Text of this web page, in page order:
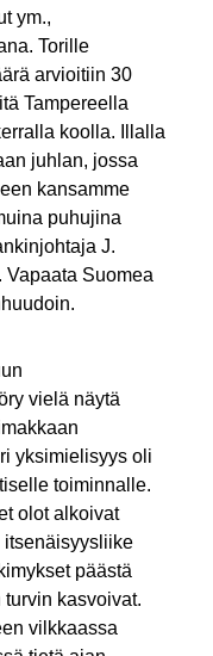
ym.,
Torille
arvioitiin 30
Tampereella
koolla. Illalla
juhlan, jossa
kansamme
puhujina
J.
Suomea
vielä näytä
yksimielisyys oli
toiminnalle.
olot alkoivat
itsenäisyysliike
päästä
kasvoivat.
vilkkaassa